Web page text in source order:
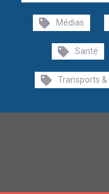
Médias
Santé
Transports